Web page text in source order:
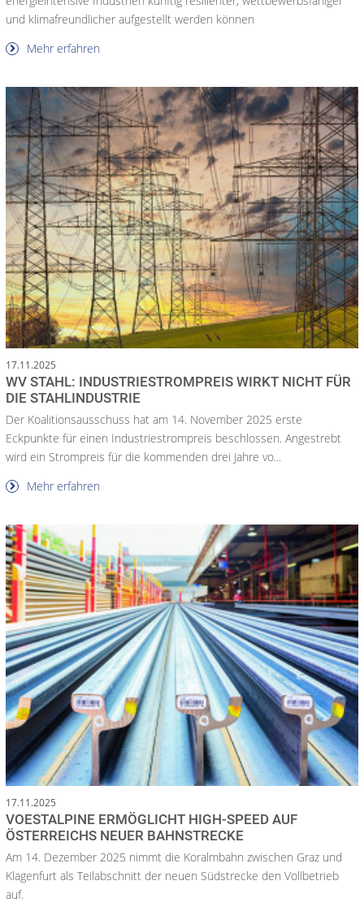
und klimafreundlicher aufgestellt werden können
Mehr erfahren
17.11.2025
WV STAHL: INDUSTRIESTROMPREIS WIRKT NICHT FÜR
DIE STAHLINDUSTRIE
Der Koalitionsausschuss hat am 14. November 2025 erste
Eckpunkte für einen Industriestrompreis beschlossen. Angestrebt
wird ein Strompreis für die kommenden drei Jahre vo...
Mehr erfahren
17.11.2025
VOESTALPINE ERMÖGLICHT HIGH-SPEED AUF
ÖSTERREICHS NEUER BAHNSTRECKE
Am 14. Dezember 2025 nimmt die Koralmbahn zwischen Graz und
Klagenfurt als Teilabschnitt der neuen Südstrecke den Vollbetrieb
auf.